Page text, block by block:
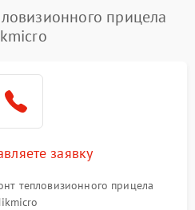
1500 ₽ Подробнее →
1500 ₽
прицела
заявку
тепловизионного прицела